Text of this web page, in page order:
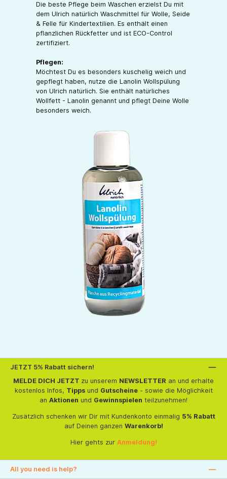
Die beste Pflege beim Waschen erzielst Du mit
dem Ulrich natürlich Waschmittel für Wolle, Seide
& Felle für Kindertextilien. Es enthält einen
pflanzlichen Rückfetter und ist ECO-Control
zertifiziert.
Pflegen:
Möchtest Du es besonders kuschelig weich und
gepflegt haben, nutze die Lanolin Wollspülung
von Ulrich natürlich. Sie enthält natürliches
Wollfett - Lanolin genannt und pflegt Deine Wolle
besonders weich.
JETZT 5% Rabatt sichern!
MELDE DICH JETZT zu unserem NEWSLETTER an und erhalte
kostenlos Infos, Tippsund Gutscheine- sowie die Möglichkeit
an Aktionen und Gewinnspielen teilzunehmen!
Zusätzlich schenken wir Dir mit Kundenkonto einmalig 5% Rabatt
auf Deinen ganzen Warenkorb!
Hier gehts zur Anmeldung!
All you need is help?